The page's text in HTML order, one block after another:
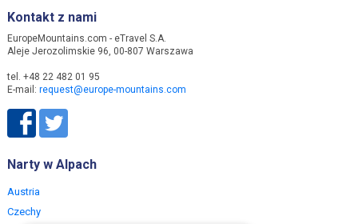
Kontakt z nami
EuropeMountains.com - eTravel S.A.
Aleje Jerozolimskie 96, 00-807 Warszawa
tel. +48 22 482 01 95
E-mail: request@europe-mountains.com
Narty w Alpach
Austria
Czechy